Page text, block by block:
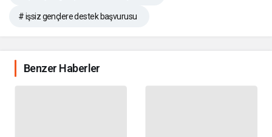
# işsiz gençlere destek başvurusu
Benzer Haberler